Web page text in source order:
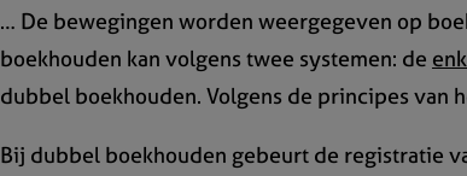
… De bewegingen worden weergegeven op
boekhouden kan volgens twee systemen: de
dubbel boekhouden. Volgens de principes van
Bij dubbel boekhouden gebeurt de registratie